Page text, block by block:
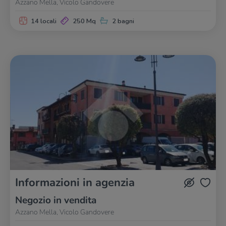
14 locali 250 Mq 2 bagni
Informazioni in agenzia
Negozio in vendita
Azzano Mella, Vicolo Gandovere